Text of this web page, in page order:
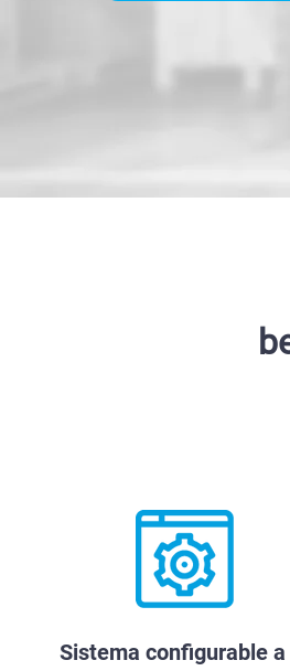
Sistema configurable